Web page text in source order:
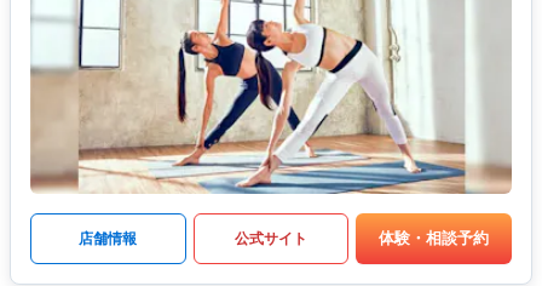
店舗情報 公式サイト 体験・相談予約